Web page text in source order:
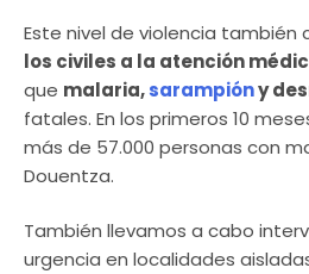
Este nivel de violencia también
los civiles a la atención
que malaria,sarampióny
fatales. En los primeros 10
más de 57.000 personas con
Douentza.
También llevamos a cabo
urgencia en localidades